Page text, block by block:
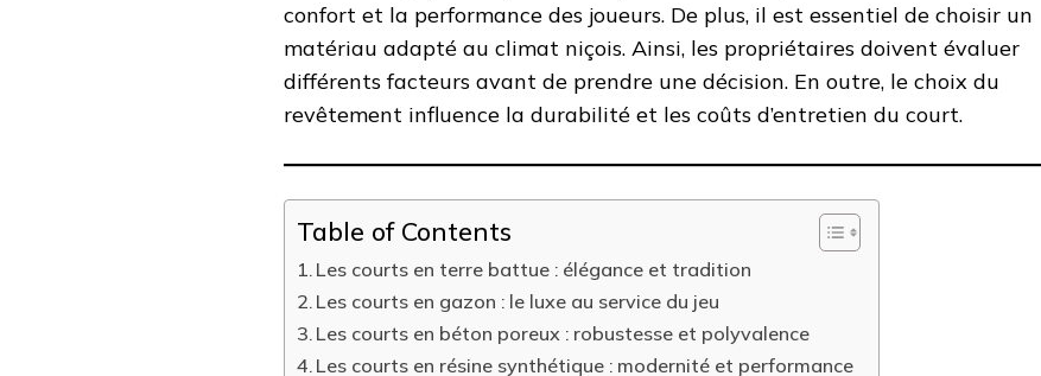
confort et la performance des joueurs. De plus, il est essentiel de choisir un
matériau adapté au climat niçois. Ainsi, les propriétaires doivent évaluer
différents facteurs avant de prendre une décision. En outre, le choix du
revêtement influence la durabilité et les coûts d’entretien du court.
Table of Contents
Les courts en terre battue : élégance et tradition
Les courts en gazon : le luxe au service du jeu
Les courts en béton poreux : robustesse et polyvalence
Les courts en résine synthétique : modernité et performance